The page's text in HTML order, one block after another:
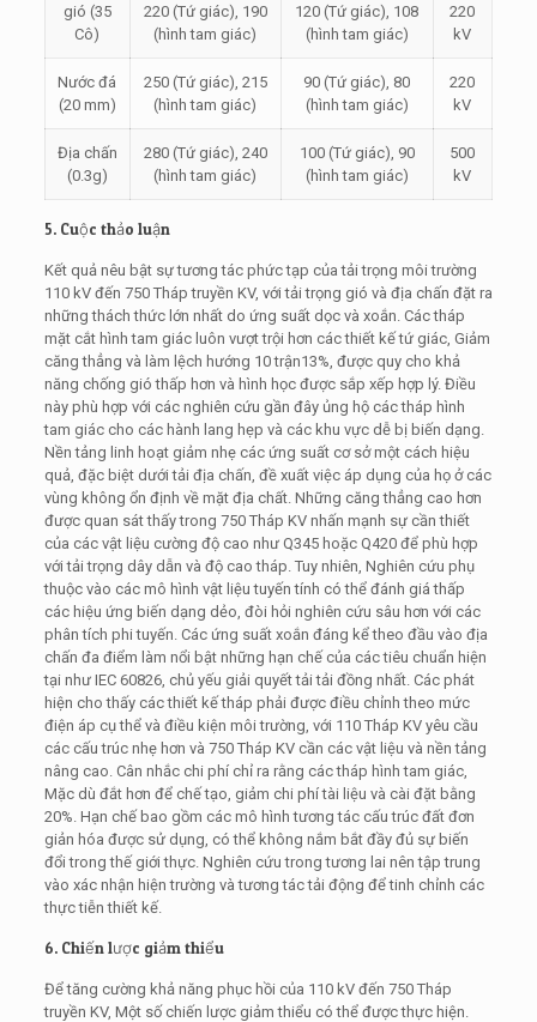
gió (35
Cô)
220 (Tứ giác), 190
(hình tam giác)
120 (Tứ giác), 108
(hình tam giác)
220
kV
Nước đá
(20 mm)
250 (Tứ giác), 215
(hình tam giác)
90 (Tứ giác), 80
(hình tam giác)
220
kV
Địa chấn
(0.3g)
280 (Tứ giác), 240
(hình tam giác)
100 (Tứ giác), 90
(hình tam giác)
500
kV
5. Cuộc thảo luận
Kết quả nêu bật sự tương tác phức tạp của tải trọng môi trường
110 kV đến 750 Tháp truyền KV, với tải trọng gió và địa chấn đặt ra
những thách thức lớn nhất do ứng suất dọc và xoắn. Các tháp
mặt cắt hình tam giác luôn vượt trội hơn các thiết kế tứ giác, Giảm
căng thẳng và làm lệch hướng 10 trận13%, được quy cho khả
năng chống gió thấp hơn và hình học được sắp xếp hợp lý. Điều
này phù hợp với các nghiên cứu gần đây ủng hộ các tháp hình
tam giác cho các hành lang hẹp và các khu vực dễ bị biến dạng.
Nền tảng linh hoạt giảm nhẹ các ứng suất cơ sở một cách hiệu
quả, đặc biệt dưới tải địa chấn, đề xuất việc áp dụng của họ ở các
vùng không ổn định về mặt địa chất. Những căng thẳng cao hơn
được quan sát thấy trong 750 Tháp KV nhấn mạnh sự cần thiết
của các vật liệu cường độ cao như Q345 hoặc Q420 để phù hợp
với tải trọng dây dẫn và độ cao tháp. Tuy nhiên, Nghiên cứu phụ
thuộc vào các mô hình vật liệu tuyến tính có thể đánh giá thấp
các hiệu ứng biến dạng dẻo, đòi hỏi nghiên cứu sâu hơn với các
phân tích phi tuyến. Các ứng suất xoắn đáng kể theo đầu vào địa
chấn đa điểm làm nổi bật những hạn chế của các tiêu chuẩn hiện
tại như IEC 60826, chủ yếu giải quyết tải tải đồng nhất. Các phát
hiện cho thấy các thiết kế tháp phải được điều chỉnh theo mức
điện áp cụ thể và điều kiện môi trường, với 110 Tháp KV yêu cầu
các cấu trúc nhẹ hơn và 750 Tháp KV cần các vật liệu và nền tảng
nâng cao. Cân nhắc chi phí chỉ ra rằng các tháp hình tam giác,
Mặc dù đắt hơn để chế tạo, giảm chi phí tài liệu và cài đặt bằng
20%. Hạn chế bao gồm các mô hình tương tác cấu trúc đất đơn
giản hóa được sử dụng, có thể không nắm bắt đầy đủ sự biến
đổi trong thế giới thực. Nghiên cứu trong tương lai nên tập trung
vào xác nhận hiện trường và tương tác tải động để tinh chỉnh các
thực tiễn thiết kế.
6. Chiến lược giảm thiểu
Để tăng cường khả năng phục hồi của 110 kV đến 750 Tháp
truyền KV, Một số chiến lược giảm thiểu có thể được thực hiện.